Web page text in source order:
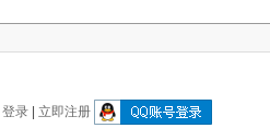
登录| 立即注册